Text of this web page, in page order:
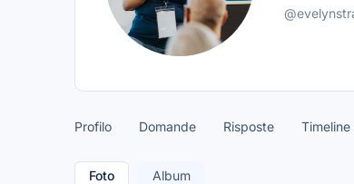
Profilo Domande Risposte Timeline
Foto Album